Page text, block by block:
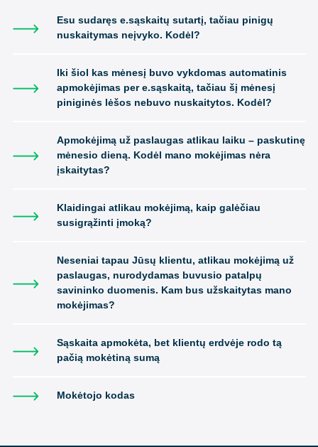
Esu sudaręs e.sąskaitų sutartį, tačiau pinigų
nuskaitymas neįvyko. Kodėl?
Iki šiol kas mėnesį buvo vykdomas automatinis
apmokėjimas per e.sąskaitą, tačiau šį mėnesį
piniginės lėšos nebuvo nuskaitytos. Kodėl?
Apmokėjimą už paslaugas atlikau laiku – paskutinę
mėnesio dieną. Kodėl mano mokėjimas nėra
įskaitytas?
Klaidingai atlikau mokėjimą, kaip galėčiau
susigrąžinti įmoką?
Neseniai tapau Jūsų klientu, atlikau mokėjimą už
paslaugas, nurodydamas buvusio patalpų
savininko duomenis. Kam bus užskaitytas mano
mokėjimas?
Sąskaita apmokėta, bet klientų erdvėje rodo tą
pačią mokėtiną sumą
Mokėtojo kodas